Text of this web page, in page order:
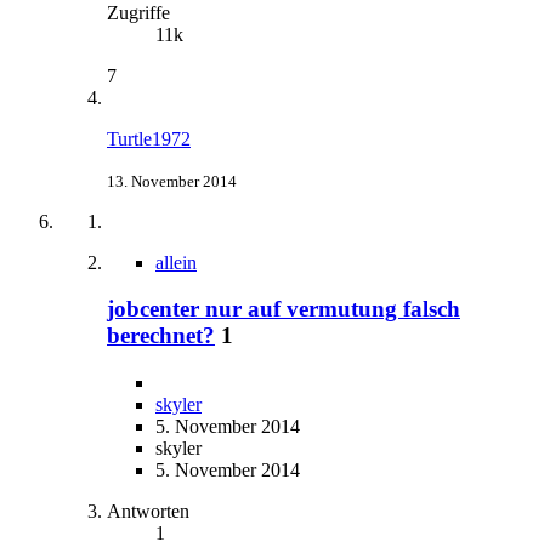
Zugriffe
11k
7
Turtle1972
13. November 2014
allein
jobcenter nur auf vermutung falsch
berechnet? 1
skyler
5. November 2014
skyler
5. November 2014
Antworten
1